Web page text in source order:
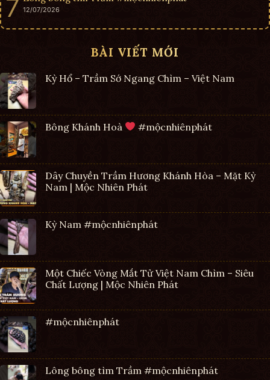
12/07/2026
BÀI VIẾT MỚI
Kỳ Hổ – Trầm Sớ Ngang Chìm – Việt Nam
Bông Khánh Hoà #mộcnhiênphát
Dây Chuyền Trầm Hương Khánh Hòa – Mặt Kỳ
Nam | Mộc Nhiên Phát
Kỳ Nam #mộcnhiênphát
Một Chiếc Vòng Mắt Tử Việt Nam Chìm – Siêu
Chất Lượng | Mộc Nhiên Phát
#mộcnhiênphát
Lông bông tìm Trầm #mộcnhiênphát